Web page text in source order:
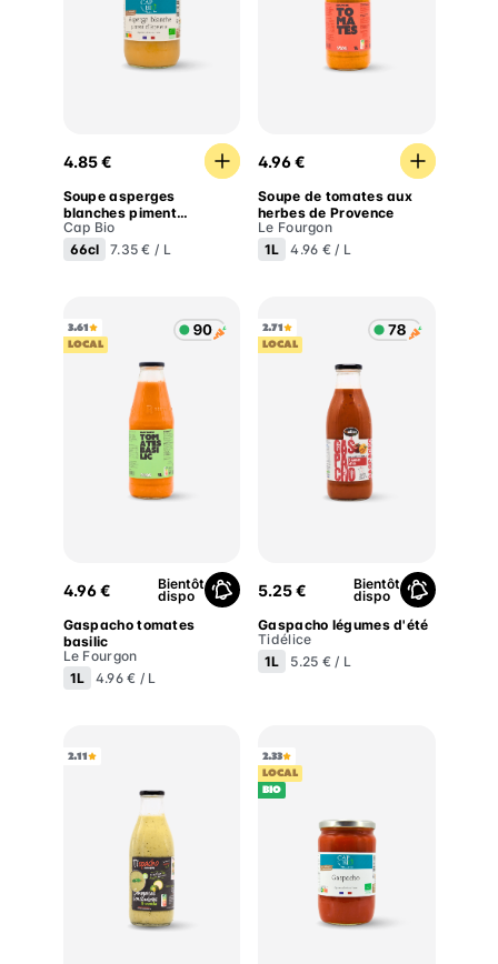
Soupe asperges blanches piment d'espelette
4.85 €
Soupe asperges
blanches piment
d'espelette
Cap Bio
66cl
7.35 € / L
Soupe de tomates aux
4.96 €
Soupe de tomates aux
herbes de Provence
Le Fourgon
1L
4.96 € / L
3.61
LOCAL
Gaspacho tomates basilic
4.96 € Bientôt
dispo
Gaspacho tomates
basilic
Le Fourgon
1L
4.96 € / L
2.71
LOCAL
Gaspacho légumes d'été
5.25 € Bientôt
dispo
Gaspacho légumes d'été
Tidélice
1L
5.25 € / L
2.11
2.33
LOCAL
BIO